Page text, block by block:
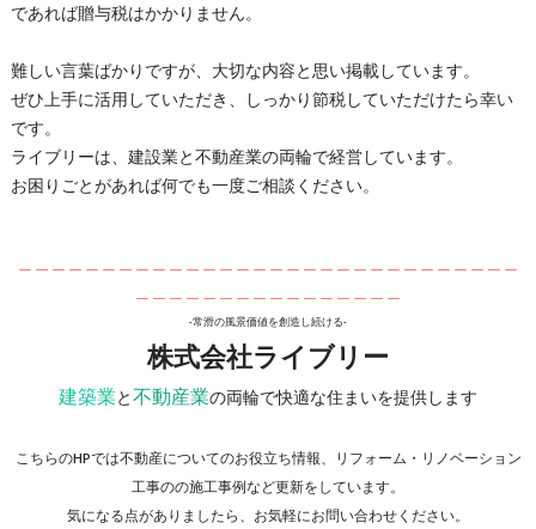
であれば贈与税はかかりません。
難しい言葉ばかりですが、大切な内容と思い掲載しています。
ぜひ上手に活用していただき、しっかり節税していただけたら幸い
です。
ライブリーは、建設業と不動産業の両輪で経営しています。
お困りごとがあれば何でも一度ご相談ください。
＿＿＿＿＿＿＿＿＿＿＿＿＿＿＿＿＿＿＿＿＿＿＿＿＿＿＿＿＿＿
＿＿＿＿＿＿＿＿＿＿＿＿＿＿＿＿
-常滑の風景価値を創造し続ける-
株式会社ライブリー
建築業と不動産業の両輪で快適な住まいを提供します
こちらのHPでは不動産についてのお役立ち情報、リフォーム・リノベーション
工事のの施工事例など更新をしています。
気になる点がありましたら、お気軽にお問い合わせください。